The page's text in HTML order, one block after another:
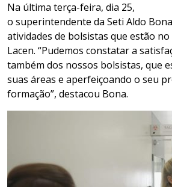
Na última terça-feira, dia 25,
o superintendente da Seti Aldo
atividades de bolsistas que estão no
Lacen. “Pudemos constatar a
também dos nossos bolsistas, que
suas áreas e aperfeiçoando o seu
formação”, destacou Bona.